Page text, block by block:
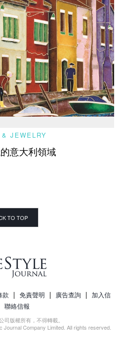
& JEWELRY
意大利領域
TO TOP
款 | 免責聲明 | 廣告查詢 | 加入信
聯絡信報
司版權所有，不得轉載。
Company Limited. All rights reserved.